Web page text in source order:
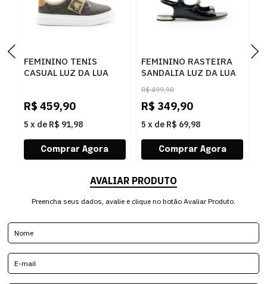
FEMININO TENIS
CASUAL LUZ DA LUA
AMENDOA OURO
R$ 459,90
5 x de R$ 91,98
FEMININO RASTEIRA
SANDALIA LUZ DA LUA
80270037 ATACAMA
PRETO
R$ 499,90
R$ 349,90
5 x de R$ 69,98
AVALIAR PRODUTO
Preencha seus dados, avalie e clique no botão Avaliar Produto.